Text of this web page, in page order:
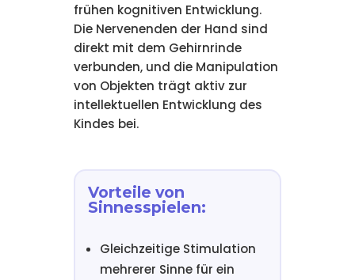
frühen kognitiven Entwicklung.
Die Nervenenden der Hand sind
direkt mit dem Gehirnrinde
verbunden, und die Manipulation
von Objekten trägt aktiv zur
intellektuellen Entwicklung des
Kindes bei.
Vorteile von
Sinnesspielen:
Gleichzeitige Stimulation
mehrerer Sinne für ein